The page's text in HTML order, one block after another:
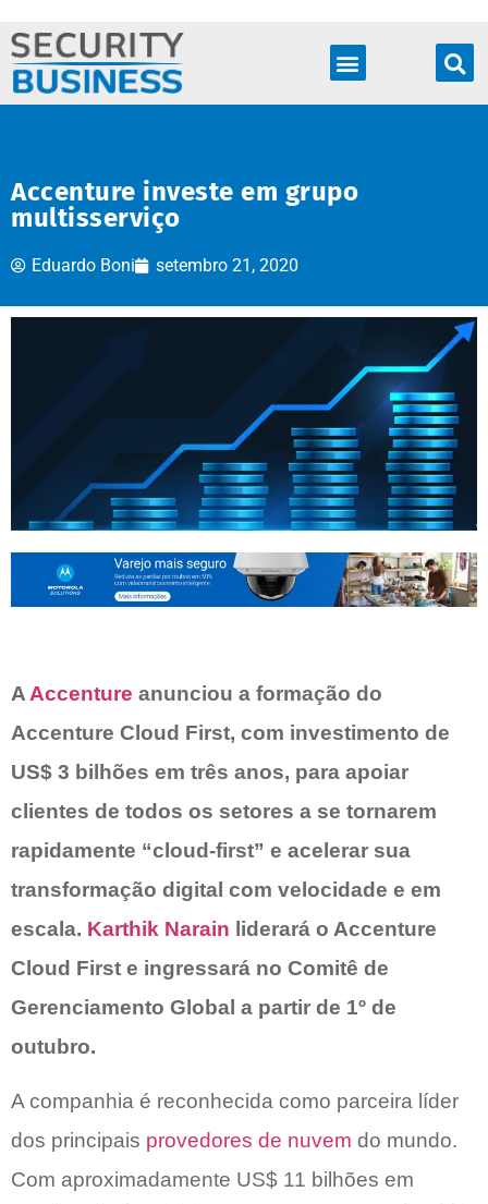
Accenture investe em grupo
multisserviço
Eduardo Boni setembro 21, 2020
A Accenture anunciou a formação do
Accenture Cloud First, com investimento de
US$ 3 bilhões em três anos, para apoiar
clientes de todos os setores a se tornarem
rapidamente “cloud-first” e acelerar sua
transformação digital com velocidade e em
escala. Karthik Narain liderará o Accenture
Cloud First e ingressará no Comitê de
Gerenciamento Global a partir de 1º de
outubro.
A companhia é reconhecida como parceira líder
dos principais provedores de nuvem do mundo.
Com aproximadamente US$ 11 bilhões em